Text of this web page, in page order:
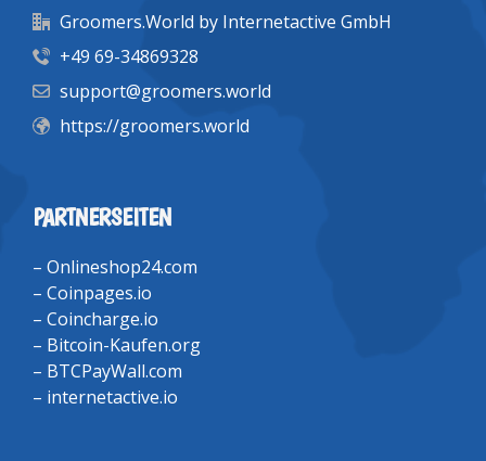
Groomers.World by Internetactive GmbH
+49 69-34869328
support@groomers.world
https://groomers.world
PARTNERSEITEN
– Onlineshop24.com
– Coinpages.io
– Coincharge.io
– Bitcoin-Kaufen.org
– BTCPayWall.com
– internetactive.io